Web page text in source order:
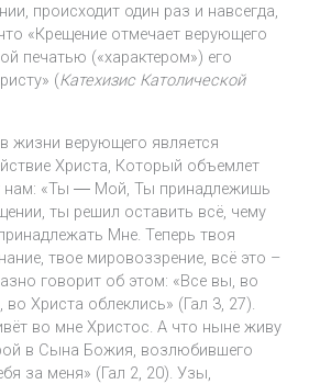
происходит один раз и навсегда,
«Крещение отмечает верующего
печатью («характером») его
(Катехизис Католической
жизни верующего является
Христа, Который объемлет
нам: «Ты ― Мой, Ты принадлежишь
ты решил оставить всё, чему
Мне. Теперь твоя
твое мировоззрение, всё это –
говорит об этом: «Все вы, во
Христа облеклись» (Гал 3, 27).
во мне Христос. А что ныне живу
в Сына Божия, возлюбившего
за меня» (Гал 2, 20). Узы,